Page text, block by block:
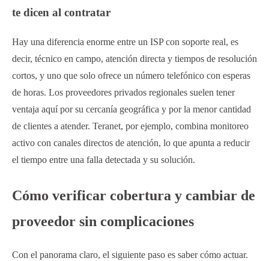
te dicen al contratar
Hay una diferencia enorme entre un ISP con soporte real, es
decir, técnico en campo, atención directa y tiempos de resolución
cortos, y uno que solo ofrece un número telefónico con esperas
de horas. Los proveedores privados regionales suelen tener
ventaja aquí por su cercanía geográfica y por la menor cantidad
de clientes a atender. Teranet, por ejemplo, combina monitoreo
activo con canales directos de atención, lo que apunta a reducir
el tiempo entre una falla detectada y su solución.
Cómo verificar cobertura y cambiar de
proveedor sin complicaciones
Con el panorama claro, el siguiente paso es saber cómo actuar.